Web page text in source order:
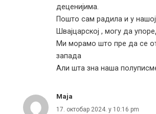
деценијима.
Пошто сам радила и у
Швајцарској , могу да
Ми морамо што пре да се
запада
Али шта зна наша
Maja
17. октобар 2024. у 10:16 pm